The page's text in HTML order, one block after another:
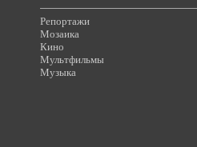
Репортажи
Мозаика
Кино
Мультфильмы
Музыка